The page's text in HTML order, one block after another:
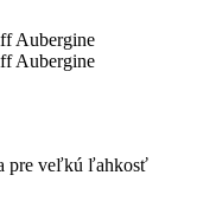
Aubergine
Aubergine
pre veľkú ľahkosť